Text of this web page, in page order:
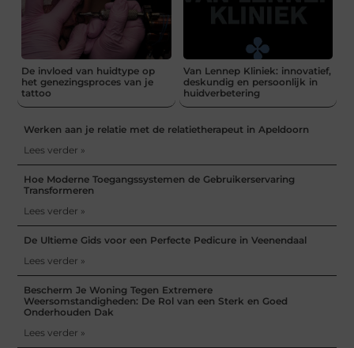
De invloed van huidtype op
het genezingsproces van je
tattoo
Van Lennep Kliniek: innovatief,
deskundig en persoonlijk in
huidverbetering
Werken aan je relatie met de relatietherapeut in Apeldoorn
Lees verder »
Hoe Moderne Toegangssystemen de Gebruikerservaring
Transformeren
Lees verder »
De Ultieme Gids voor een Perfecte Pedicure in Veenendaal
Lees verder »
Bescherm Je Woning Tegen Extremere
Weersomstandigheden: De Rol van een Sterk en Goed
Onderhouden Dak
Lees verder »